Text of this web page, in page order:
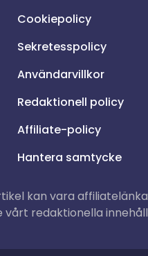
Cookiepolicy
Sekretesspolicy
Användarvillkor
Redaktionell policy
Affiliate-policy
Hantera samtycke
kan vara
redaktionella